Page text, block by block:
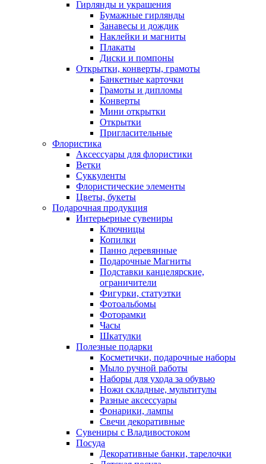
Гирлянды и украшения
Бумажные гирлянды
Занавесы и дождик
Наклейки и магниты
Плакаты
Диски и помпоны
Открытки, конверты, грамоты
Банкетные карточки
Грамоты и дипломы
Конверты
Мини открытки
Открытки
Пригласительные
Флористика
Аксессуары для флористики
Ветки
Суккуленты
Флористические элементы
Цветы, букеты
Подарочная продукция
Интерьерные сувениры
Ключницы
Копилки
Панно деревянные
Подарочные Магниты
Подставки канцелярские,
ограничители
Фигурки, статуэтки
Фотоальбомы
Фоторамки
Часы
Шкатулки
Полезные подарки
Косметички, подарочные наборы
Мыло ручной работы
Наборы для ухода за обувью
Ножи складные, мультитулы
Разные аксессуары
Фонарики, лампы
Свечи декоративные
Сувениры с Владивостоком
Посуда
Декоративные банки, тарелочки